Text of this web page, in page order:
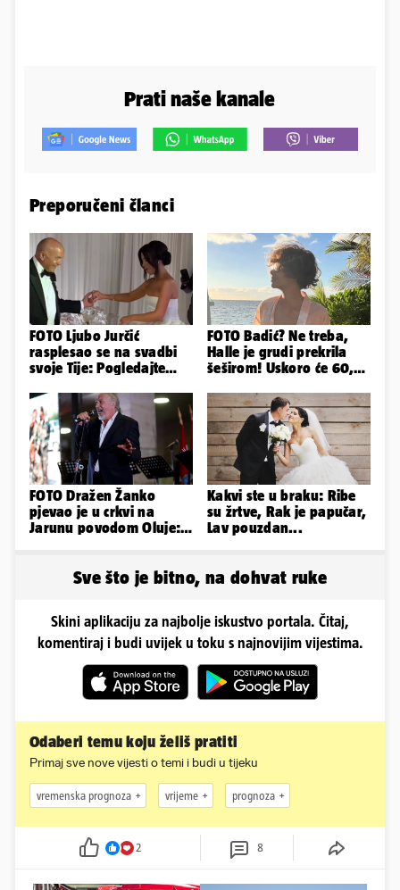
Prati naše kanale
Preporučeni članci
FOTO Ljubo Jurčić
rasplesao se na svadbi
svoje Tije: Pogledajte
vjenčanje...
FOTO Badić? Ne treba,
Halle je grudi prekrila
šeširom! Uskoro će 60,
FOTO Dražen Žanko
pjevao je u crkvi na
Jarunu povodom Oluje:
Kakvi ste u braku: Ribe
su žrtve, Rak je papučar,
Lav pouzdan...
Sve što je bitno, na dohvat ruke
Skini aplikaciju za najbolje iskustvo portala. Čitaj,
komentiraj i budi uvijek u toku s najnovijim vijestima.
Odaberi temu koju želiš pratiti
Primaj sve nove vijesti o temi i budi u tijeku
vremenska prognoza vrijeme prognoza
2 8